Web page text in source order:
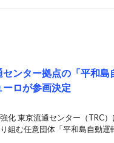
センター拠点の「平和
ロが参画決定
化 東京流通センター（TRC
組む任意団体「平和島自動運